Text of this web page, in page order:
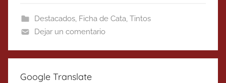
Destacados, Ficha de Cata, Tintos
Dejar un comentario
Google Translate